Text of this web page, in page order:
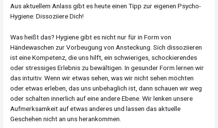
Aus aktuellem Anlass gibt es heute einen Tipp zur eigenen Psycho-
Hygiene: Dissoziiere Dich!
Was heißt das? Hygiene gibt es nicht nur für in Form von
Händewaschen zur Vorbeugung von Ansteckung. Sich dissoziieren
ist eine Kompetenz, die uns hilft, ein schwieriges, schockierendes
oder stressiges Erlebnis zu bewältigen. In gesunder Form lernen wir
das intuitiv. Wenn wir etwas sehen, was wir nicht sehen möchten
oder etwas erleben, das uns unbehaglich ist, dann schauen wir weg
oder schalten innerlich auf eine andere Ebene. Wir lenken unsere
Aufmerksamkeit auf etwas anderes und lassen das aktuelle
Geschehen nicht an uns herankommen.